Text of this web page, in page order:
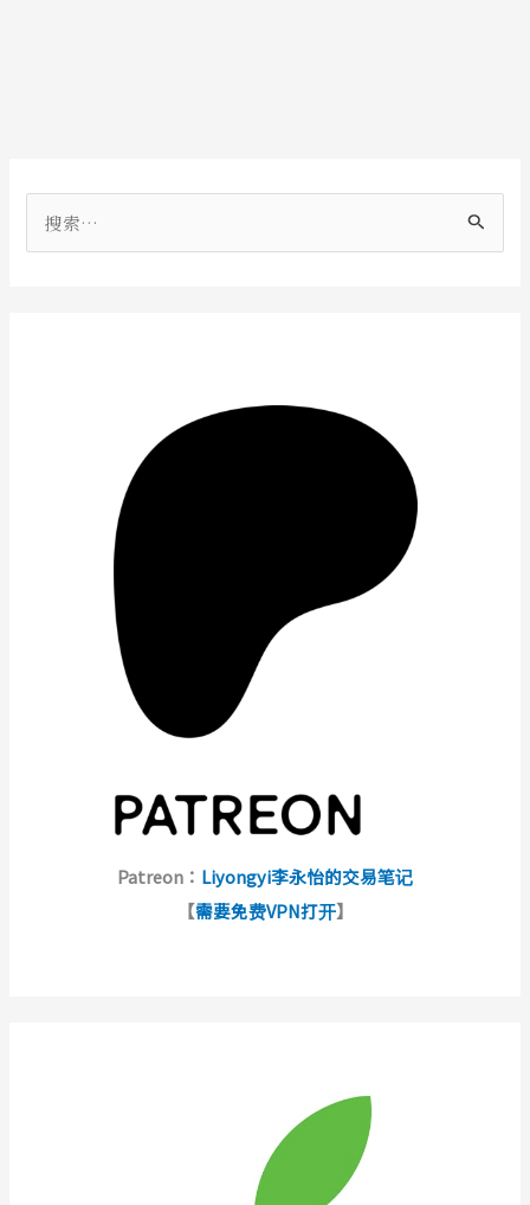
Patreon： Liyongyi李永怡的交易笔记
【需要免费VPN打开】